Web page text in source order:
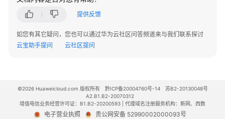
管
理
镜
提供反馈
如您有其它疑问，您也可以通过华为云社区问答频道来与我们联系探讨
云宝助手提问
云社区提问
©2026 Huaweicloud.com 版权所有 黔ICP备20004760号-14
苏B2-20130048号
A2.B1.B2-20070312
增值电信业务经营许可证：B1.B2-20200593 | 代理域名注册服务机构：新网、西数
电子营业执照 贵公网安备 52990002000093号